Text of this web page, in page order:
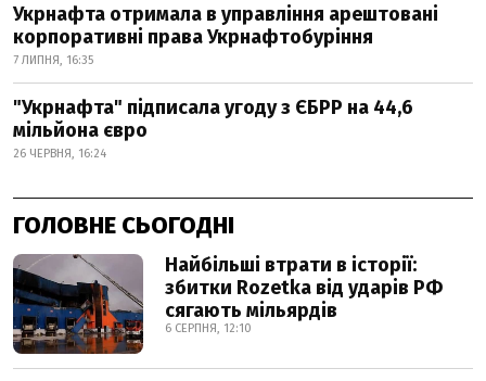
Укрнафта отримала в управління арештовані
корпоративні права Укрнафтобуріння
7 ЛИПНЯ, 16:35
"Укрнафта" підписала угоду з ЄБРР на 44,6
мільйона євро
26 ЧЕРВНЯ, 16:24
ГОЛОВНЕ СЬОГОДНІ
Найбільші втрати в історії:
збитки Rozetka від ударів РФ
сягають мільярдів
6 СЕРПНЯ, 12:10